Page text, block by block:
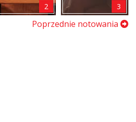
2 3
Poprzednie notowania